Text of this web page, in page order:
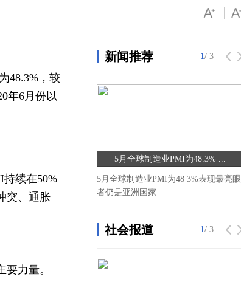
48.3%，较
年6月份以
续在50%
突、通胀
力量。
新闻推荐
5月全球制造业PMI为48.3% ...
5月全球制造业PMI为48 3%表现最亮眼
者仍是亚洲国家
1/ 3
1/ 3
社会报道 1/ 3
1/ 3